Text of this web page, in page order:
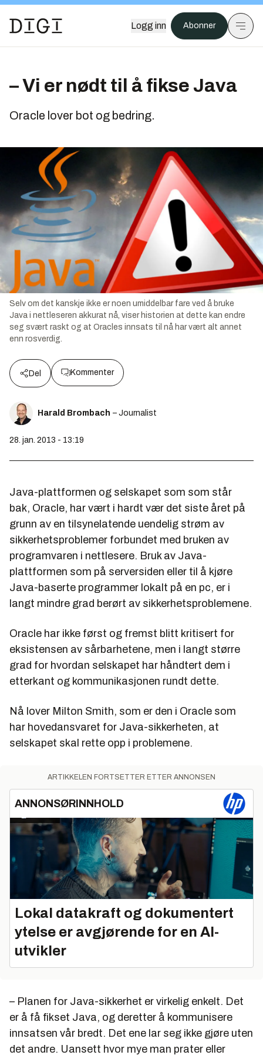
Logg inn Abonner
– Vi er nødt til å fikse Java
Oracle lover bot og bedring.
Selv om det kanskje ikke er noen umiddelbar fare ved å bruke
Java i nettleseren akkurat nå, viser historien at dette kan endre
seg svært raskt og at Oracles innsats til nå har vært alt annet
enn rosverdig.
Del Kommenter
Harald Brombach – Journalist
28. jan. 2013 - 13:19
Java-plattformen og selskapet som som står
bak, Oracle, har vært i hardt vær det siste året på
grunn av en tilsynelatende uendelig strøm av
sikkerhetsproblemer forbundet med bruken av
programvaren i nettlesere. Bruk av Java-
plattformen som på serversiden eller til å kjøre
Java-baserte programmer lokalt på en pc, er i
langt mindre grad berørt av sikkerhetsproblemene.
Oracle har ikke først og fremst blitt kritisert for
eksistensen av sårbarhetene, men i langt større
grad for hvordan selskapet har håndtert dem i
etterkant og kommunikasjonen rundt dette.
Nå lover Milton Smith, som er den i Oracle som
har hovedansvaret for Java-sikkerheten, at
selskapet skal rette opp i problemene.
ARTIKKELEN FORTSETTER ETTER ANNONSEN
ANNONSØRINNHOLD
Lokal datakraft og dokumentert
ytelse er avgjørende for en AI-
utvikler
– Planen for Java-sikkerhet er virkelig enkelt. Det
er å få fikset Java, og deretter å kommunisere
innsatsen vår bredt. Det ene lar seg ikke gjøre uten
det andre. Uansett hvor mye man prater eller